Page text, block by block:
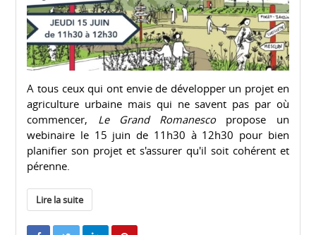
A tous ceux qui ont envie de développer un projet en
agriculture urbaine mais qui ne savent pas par où
commencer, Le Grand Romanescopropose un
webinaire le 15 juin de 11h30 à 12h30 pour bien
planifier son projet et s'assurer qu'il soit cohérent et
pérenne.
Lire la suite